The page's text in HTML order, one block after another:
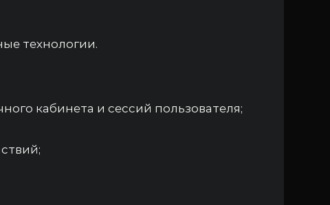
технологии.
кабинета и сессий пользователя;